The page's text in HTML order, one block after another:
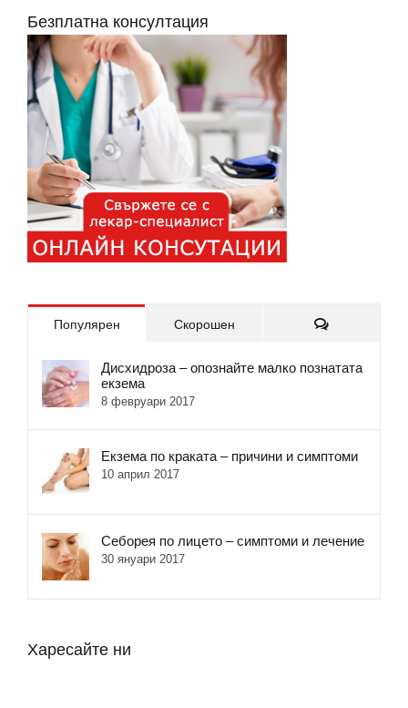
Безплатна консултация
Популярен Скорошен Коментари
Дисхидроза – опознайте малко познатата
екзема
8 февруари 2017
Екзема по краката – причини и симптоми
10 април 2017
Себорея по лицето – симптоми и лечение
30 януари 2017
Харесайте ни